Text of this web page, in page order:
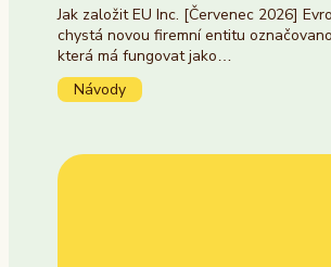
Jak založit EU Inc. [Červenec 2026]
chystá novou firemní entitu
která má fungovat jako…
Návody